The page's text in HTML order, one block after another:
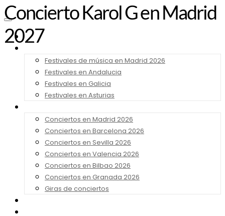
Noticias
Festivales de música en Madrid 2026
Festivales en Andalucia
Festivales en Galicia
Festivales en Asturias
Conciertos en Madrid 2026
Conciertos en Barcelona 2026
Conciertos en Sevilla 2026
Conciertos en Valencia 2026
Conciertos en Bilbao 2026
Conciertos en Granada 2026
Giras de conciertos
Concierto Karol G en Madrid
2027